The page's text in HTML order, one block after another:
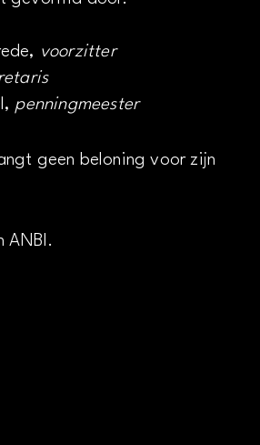
voorzitter
penningmeester
geen beloning voor zijn
ANBI.